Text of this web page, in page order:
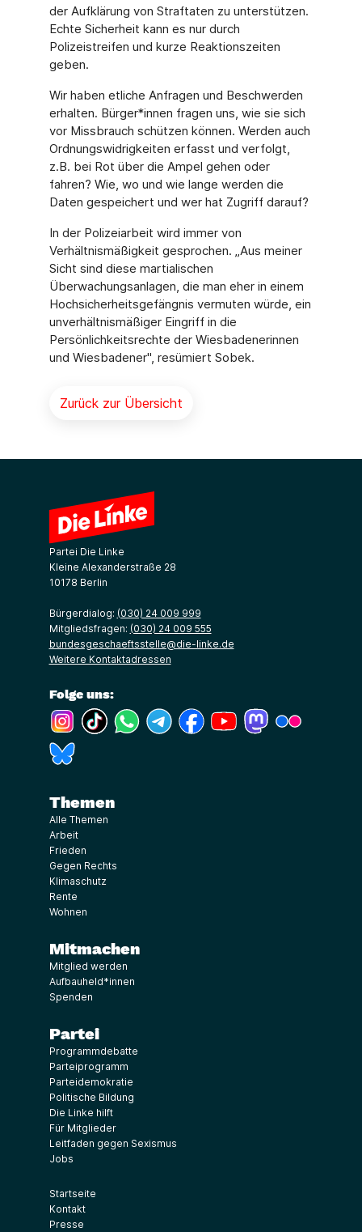
der Aufklärung von Straftaten zu unterstützen.
Echte Sicherheit kann es nur durch
Polizeistreifen und kurze Reaktionszeiten
geben.
Wir haben etliche Anfragen und Beschwerden
erhalten. Bürger*innen fragen uns, wie sie sich
vor Missbrauch schützen können. Werden auch
Ordnungswidrigkeiten erfasst und verfolgt,
z.B. bei Rot über die Ampel gehen oder
fahren? Wie, wo und wie lange werden die
Daten gespeichert und wer hat Zugriff darauf?
In der Polizeiarbeit wird immer von
Verhältnismäßigkeit gesprochen. „Aus meiner
Sicht sind diese martialischen
Überwachungsanlagen, die man eher in einem
Hochsicherheitsgefängnis vermuten würde, ein
unverhältnismäßiger Eingriff in die
Persönlichkeitsrechte der Wiesbadenerinnen
und Wiesbadener", resümiert Sobek.
Zurück zur Übersicht
Partei Die Linke
Kleine Alexanderstraße 28
10178 Berlin
Bürgerdialog: (030) 24 009 999
Mitgliedsfragen: (030) 24 009 555
bundesgeschaeftsstelle@die-linke.de
Weitere Kontaktadressen
Folge uns:
(Link öffnet ein neues Fenster)
(Link öffnet ein neues Fenster)
(Link öffnet ein neues Fenster)
(Link öffnet ein neues Fenster)
(Link öffnet ein neues Fenster)
(Link öffnet ein neues
(Link öffnet ein
Themen
Alle Themen
Arbeit
Frieden
Gegen Rechts
Klimaschutz
Rente
Wohnen
Mitmachen
Mitglied werden
Aufbauheld*innen
Spenden
Partei
Programmdebatte
Parteiprogramm
Parteidemokratie
Politische Bildung
Die Linke hilft
Für Mitglieder
Leitfaden gegen Sexismus
Jobs
Startseite
Kontakt
Presse